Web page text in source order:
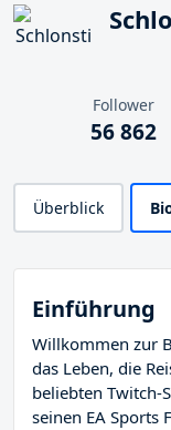
Follower
56 862
Überblick
Einführung
Willkommen zur
das Leben, die
beliebten Twitch-
seinen EA Sports